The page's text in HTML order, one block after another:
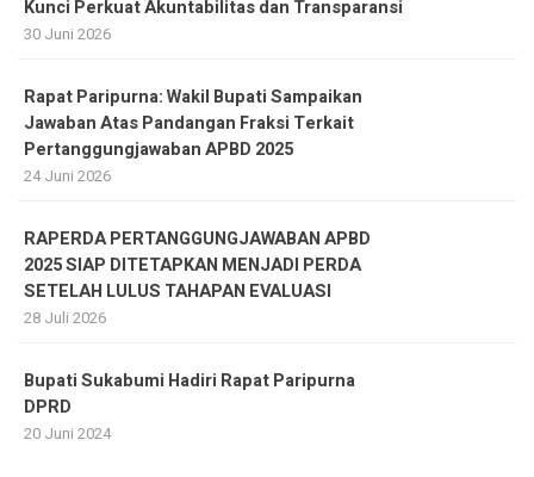
Kunci Perkuat Akuntabilitas dan Transparansi
30 Juni 2026
Rapat Paripurna: Wakil Bupati Sampaikan
Jawaban Atas Pandangan Fraksi Terkait
Pertanggungjawaban APBD 2025
24 Juni 2026
RAPERDA PERTANGGUNGJAWABAN APBD
2025 SIAP DITETAPKAN MENJADI PERDA
SETELAH LULUS TAHAPAN EVALUASI
28 Juli 2026
Bupati Sukabumi Hadiri Rapat Paripurna
DPRD
20 Juni 2024